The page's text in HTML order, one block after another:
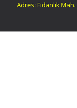
Adres: Fidanlık